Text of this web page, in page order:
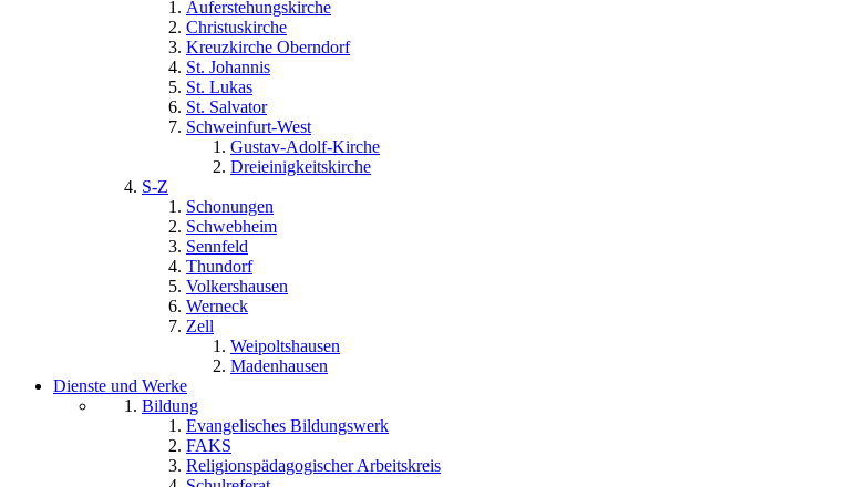
Auferstehungskirche
Christuskirche
Kreuzkirche Oberndorf
St. Johannis
St. Lukas
St. Salvator
Schweinfurt-West
Gustav-Adolf-Kirche
Dreieinigkeitskirche
S-Z
Schonungen
Schwebheim
Sennfeld
Thundorf
Volkershausen
Werneck
Zell
Weipoltshausen
Madenhausen
Dienste und Werke
Bildung
Evangelisches Bildungswerk
FAKS
Religionspädagogischer Arbeitskreis